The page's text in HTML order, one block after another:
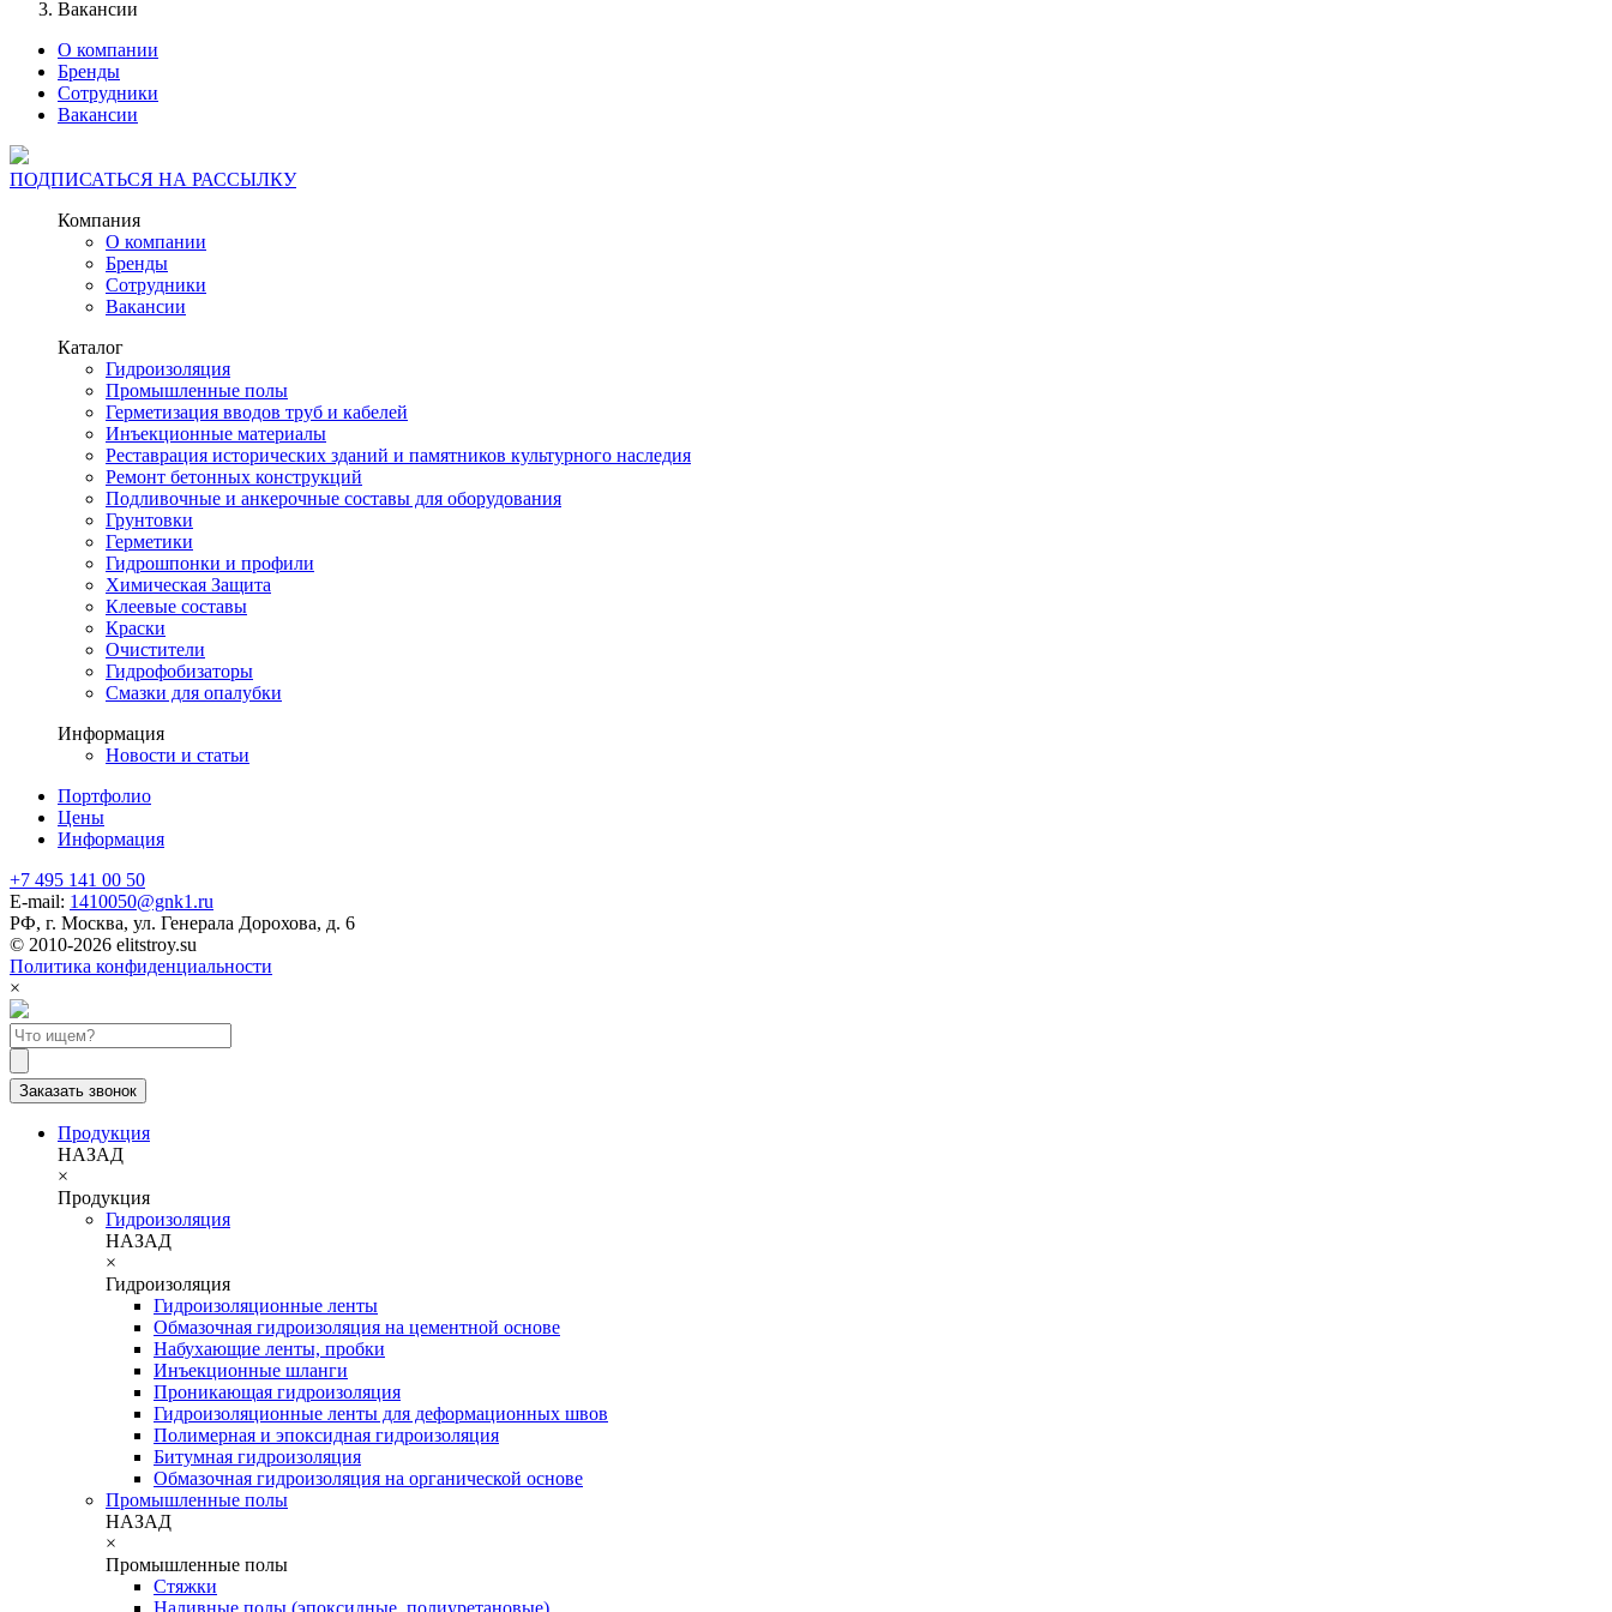
Вакансии
О компании
Бренды
Сотрудники
Вакансии
ПОДПИСАТЬСЯ НА РАССЫЛКУ
Компания
О компании
Бренды
Сотрудники
Вакансии
Каталог
Гидроизоляция
Промышленные полы
Герметизация вводов труб и кабелей
Инъекционные материалы
Реставрация исторических зданий и памятников культурного наследия
Ремонт бетонных конструкций
Подливочные и анкерочные составы для оборудования
Грунтовки
Герметики
Гидрошпонки и профили
Химическая Защита
Клеевые составы
Краски
Очистители
Гидрофобизаторы
Смазки для опалубки
Информация
Новости и статьи
Портфолио
Цены
Информация
+7 495 141 00 50
E-mail: 1410050@gnk1.ru
РФ, г. Москва, ул. Генерала Дорохова, д. 6
© 2010-2026 elitstroy.su
Политика конфиденциальности
×
Заказать звонок
Продукция
НАЗАД
×
Продукция
Гидроизоляция
НАЗАД
×
Гидроизоляция
Гидроизоляционные ленты
Обмазочная гидроизоляция на цементной основе
Набухающие ленты, пробки
Инъекционные шланги
Проникающая гидроизоляция
Гидроизоляционные ленты для деформационных швов
Полимерная и эпоксидная гидроизоляция
Битумная гидроизоляция
Обмазочная гидроизоляция на органической основе
Промышленные полы
НАЗАД
×
Промышленные полы
Стяжки
Наливные полы (эпоксидные, полиуретановые)